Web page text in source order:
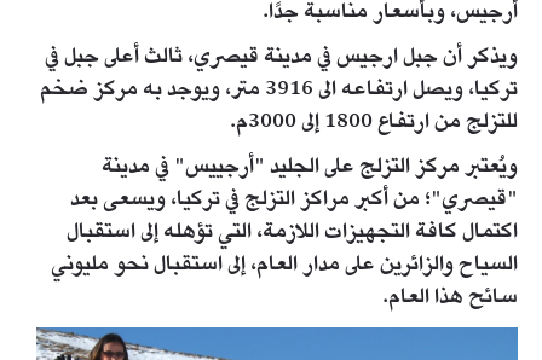
أرجيس، وبأسعار مناسبة جدًا.
ويذكر أن جبل ارجيس في مدينة قيصري، ثالث أعلى جبل في
تركيا، ويصل ارتفاعه الى 3916 متر، ويوجد به مركز ضخم
للتزلج من ارتفاع 1800 إلى 3000م.
ويُعتبر مركز التزلج على الجليد "أرجييس" في مدينة
"قيصري"؛ من أكبر مراكز التزلج في تركيا، ويسعى بعد
اكتمال كافة التجهيزات اللازمة، التي تؤهله إلى استقبال
السياح والزائرين على مدار العام، إلى استقبال نحو مليوني
سائح هذا العام.